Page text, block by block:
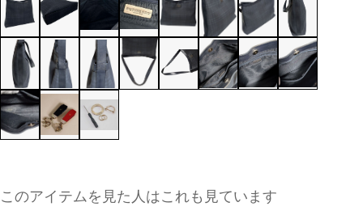
このアイテムを見た人はこれも見ています